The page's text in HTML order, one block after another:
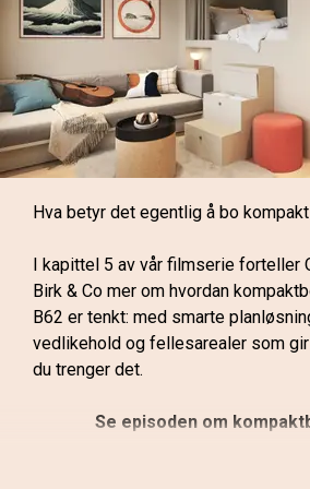
Hvordan ønsker du
Ta gjerne kontakt med megler
om interiørkonseptene eller
Finn løsningen som
I Boligmatch kan du utforske ulike
planløsninger og valg, og få et
løsninger som passer dine behov,
Prøv Boligmatch
Hva betyr det egentlig å bo
I kapittel 5 av vår filmserie forteller
Birk & Co mer om hvordan
B62 er tenkt: med smarte
vedlikehold og fellesarealer som
du trenger det.
Se episoden om